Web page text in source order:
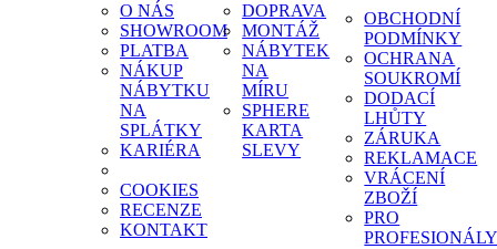
O NÁS
SHOWROOM
PLATBA
NÁKUP
NÁBYTKU
NA
SPLÁTKY
KARIÉRA
COOKIES
RECENZE
KONTAKT
DOPRAVA
MONTÁŽ
NÁBYTEK
NA
MÍRU
SPHERE
KARTA
SLEVY
OBCHODNÍ
PODMÍNKY
OCHRANA
SOUKROMÍ
DODACÍ
LHŮTY
ZÁRUKA
REKLAMACE
VRÁCENÍ
ZBOŽÍ
PRO